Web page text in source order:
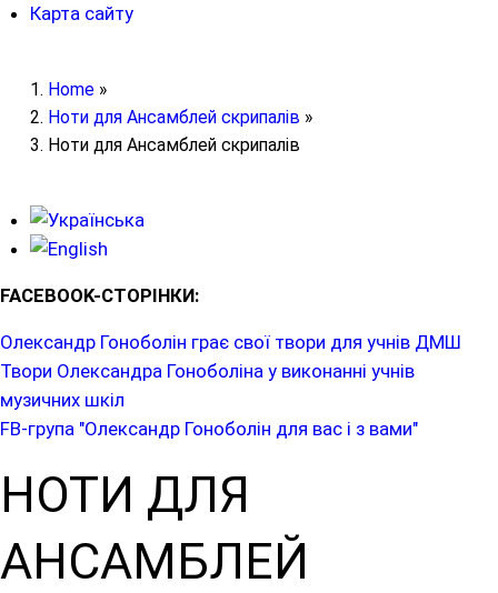
Карта сайту
Home »
Ноти для Ансамблей скрипалів »
Ноти для Ансамблей скрипалів
FACEBOOK-СТОРІНКИ:
Олександр Гоноболін грає свої твори для учнів ДМШ
Твори Олександра Гоноболіна у виконанні учнів
музичних шкіл
FB-група "Олександр Гоноболін для вас і з вами"
НОТИ ДЛЯ
АНСАМБЛЕЙ